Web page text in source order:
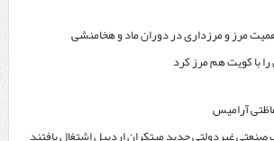
مرز و مرزداری در دوران ماد و هخامنشی
را با کویت هم مرز کرد
آرامیس